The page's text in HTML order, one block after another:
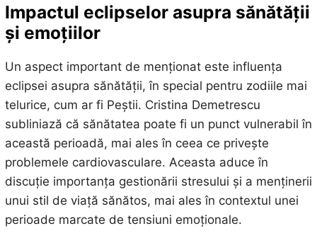
Impactul eclipselor asupra sănătății
și emoțiilor
Un aspect important de menționat este influența
eclipsei asupra sănătății, în special pentru zodiile mai
telurice, cum ar fi Peștii. Cristina Demetrescu
subliniază că sănătatea poate fi un punct vulnerabil în
această perioadă, mai ales în ceea ce privește
problemele cardiovasculare. Aceasta aduce în
discuție importanța gestionării stresului și a menținerii
unui stil de viață sănătos, mai ales în contextul unei
perioade marcate de tensiuni emoționale.